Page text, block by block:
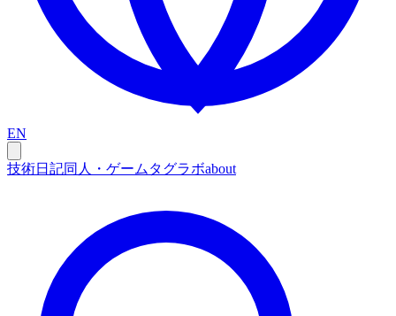
EN
技術日記同人・ゲーム タグラボabout